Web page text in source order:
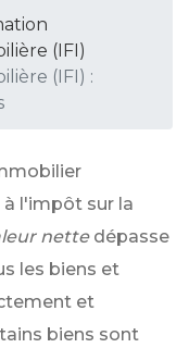
(IFI)
(IFI) :
l'impôt sur la
nette dépasse
les biens et
et
biens sont